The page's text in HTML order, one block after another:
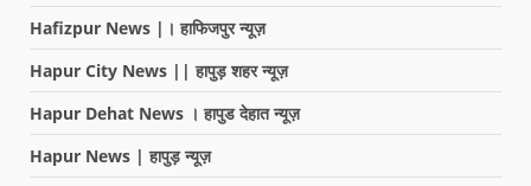
Hafizpur News |। हाफिजपुर न्यूज़
Hapur City News || हापुड़ शहर न्यूज़
Hapur Dehat News । हापुड देहात न्यूज़
Hapur News | हापुड़ न्यूज़